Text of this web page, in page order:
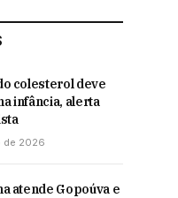
colesterol deve
infância, alerta
de 2026
atende Gopoúva e